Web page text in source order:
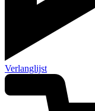
Verlanglijst